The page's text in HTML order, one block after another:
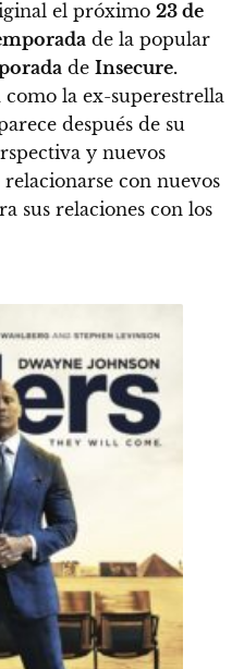
el próximo 23 de
de la popular
de Insecure.
como la ex-superestrella
después de su
y nuevos
con nuevos
sus relaciones con los